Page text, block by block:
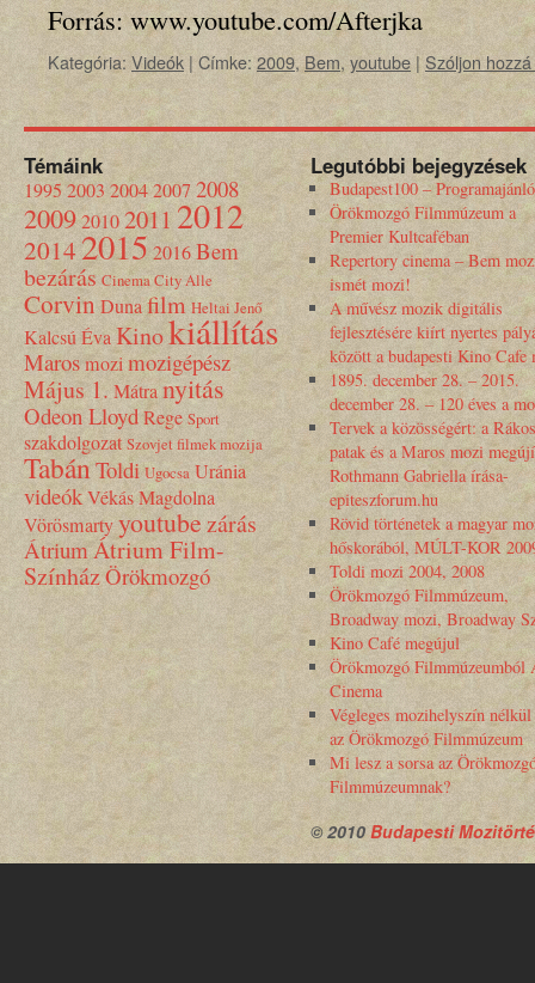
Forrás: www.youtube.com/Afterjka
Kategória: Videók | Címke: 2009,Bem,youtube | Szóljon
Témáink
1995 2003 200420072008
200920102011 2012
2014 20152016Bem
bezárás Cinema City Alle
Corvin Dunafilm Heltai Jenő
Kalcsú ÉvaKinokiállítás
Marosmozimozigépész
Május 1. Mátranyitás
Odeon LloydRege Sport
szakdolgozat Szovjet filmek mozija
TabánToldi Ugocsa Uránia
videókVékás Magdolna
Vörösmartyyoutubezárás
ÁtriumÁtrium Film-
SzínházÖrökmozgó
Legutóbbi bejegyzések
Budapest100 – Programajánló
Örökmozgó Filmmúzeum a
Premier Kultcaféban
Repertory cinema – Bem
ismét mozi!
A művész mozik digitális
fejlesztésére kiírt nyertes
között a budapesti Kino Cafe
1895. december 28. – 2015.
december 28. – 120 éves a
Tervek a közösségért: a
patak és a Maros mozi
Rothmann Gabriella írása-
epiteszforum.hu
Rövid történetek a magyar
hőskorából, MÚLT-KOR
Toldi mozi 2004, 2008
Örökmozgó Filmmúzeum,
Broadway mozi, Broadway
Kino Café megújul
Örökmozgó Filmmúzeumból
Cinema
Végleges mozihelyszín nélkül
az Örökmozgó Filmmúzeum
Mi lesz a sorsa az
Filmmúzeumnak?
© 2010Budapesti